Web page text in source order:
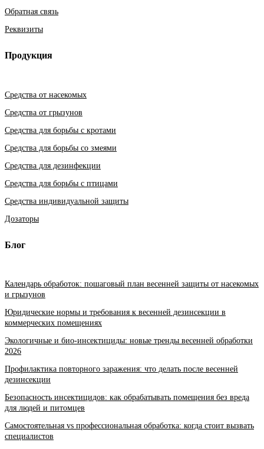
Обратная связь
Реквизиты
Продукция
Средства от насекомых
Средства от грызунов
Средства для борьбы с кротами
Средства для борьбы со змеями
Средства для дезинфекции
Средства для борьбы с птицами
Средства индивидуальной защиты
Дозаторы
Блог
Календарь обработок: пошаговый план весенней защиты от насекомых
и грызунов
Юридические нормы и требования к весенней дезинсекции в
коммерческих помещениях
Экологичные и био-инсектициды: новые тренды весенней обработки
2026
Профилактика повторного заражения: что делать после весенней
дезинсекции
Безопасность инсектицидов: как обрабатывать помещения без вреда
для людей и питомцев
Самостоятельная vs профессиональная обработка: когда стоит вызвать
специалистов